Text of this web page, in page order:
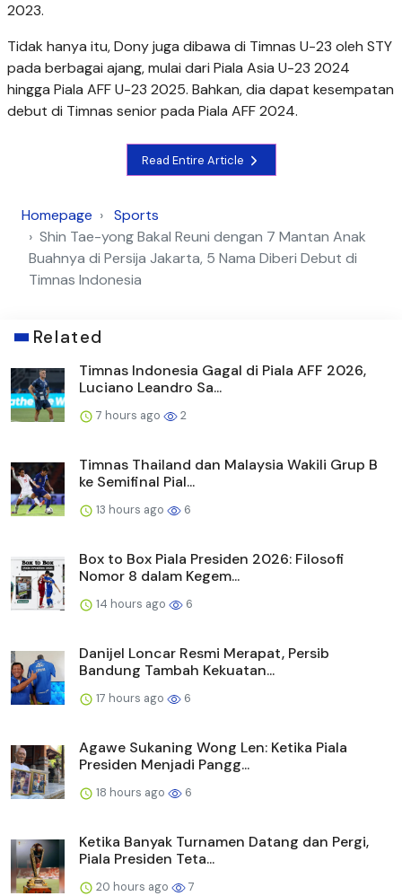
2023.
Tidak hanya itu, Dony juga dibawa di Timnas U-23 oleh STY
pada berbagai ajang, mulai dari Piala Asia U-23 2024
hingga Piala AFF U-23 2025. Bahkan, dia dapat kesempatan
debut di Timnas senior pada Piala AFF 2024.
Read Entire Article
Homepage
Sports
Shin Tae-yong Bakal Reuni dengan 7 Mantan Anak
Buahnya di Persija Jakarta, 5 Nama Diberi Debut di
Timnas Indonesia
Related
Timnas Indonesia Gagal di Piala AFF 2026,
Luciano Leandro Sa...
7 hours ago 2
Timnas Thailand dan Malaysia Wakili Grup B
ke Semifinal Pial...
13 hours ago 6
Box to Box Piala Presiden 2026: Filosofi
Nomor 8 dalam Kegem...
14 hours ago 6
Danijel Loncar Resmi Merapat, Persib
Bandung Tambah Kekuatan...
17 hours ago 6
Agawe Sukaning Wong Len: Ketika Piala
Presiden Menjadi Pangg...
18 hours ago 6
Ketika Banyak Turnamen Datang dan Pergi,
Piala Presiden Teta...
20 hours ago 7